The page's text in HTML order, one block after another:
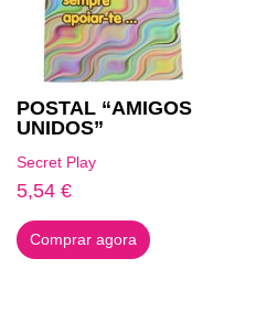
POSTAL “AMIGOS
UNIDOS”
Secret Play
5,54€
Comprar agora